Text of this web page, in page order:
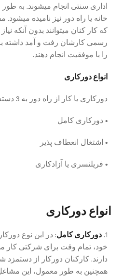
اداری سنتی انجام میشوند. به
خانه یا راه دور نیز نامیده
که کار کنان میتوانند بدون آنکه
رسمی کارشان رفت و آمد داشته
را با موفقیت انجام دهند.
انواع دورکاری
دورکاری یا کار از راه دور به 3 دسته تقسیم میشود:
• دورکاری کامل
• اشتغال انعطاف پذیر
• فریلنسری یا آزادکاری
انواع دورکاری
1. دورکاری کامل: در این نوع
خود، تمام وقت برای شرکتی کار
دارند. کارکنان دورکار از دستمزد
همچنین به طور معمول، این